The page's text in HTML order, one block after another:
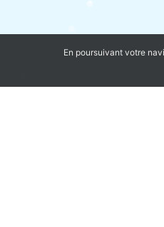
En poursuivant votre